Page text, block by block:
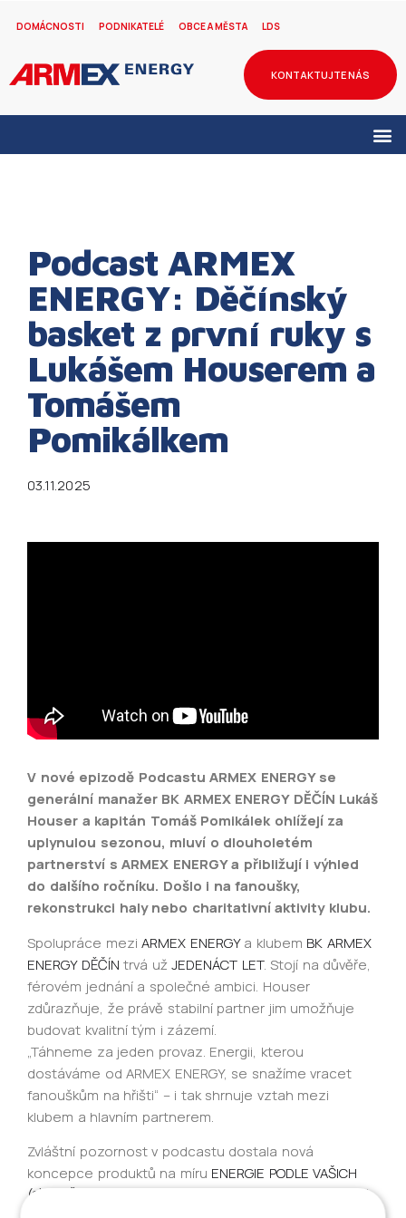
DOMÁCNOSTI PODNIKATELÉ OBCE A MĚSTA LDS
KONTAKTUJTE NÁS
Podcast ARMEX
ENERGY: Děčínský
basket z první ruky s
Lukášem Houserem a
Tomášem
Pomikálkem
03.11.2025
V nové epizodě Podcastu ARMEX ENERGY se
generální manažer BK ARMEX ENERGY DĚČÍN Lukáš
Houser a kapitán Tomáš Pomikálek ohlížejí za
uplynulou sezonou, mluví o dlouholetém
partnerství s ARMEX ENERGY a přibližují i výhled
do dalšího ročníku. Došlo i na fanoušky,
rekonstrukci haly nebo charitativní aktivity klubu.
Spolupráce mezi ARMEX ENERGYa klubem BK ARMEX
ENERGY DĚČÍN trvá užJEDENÁCT LET. Stojí na důvěře,
férovém jednání a společné ambici. Houser
zdůrazňuje, že právě stabilní partner jim umožňuje
budovat kvalitní tým i zázemí.
„Táhneme za jeden provaz. Energii, kterou
dostáváme od ARMEX ENERGY, se snažíme vracet
fanouškům na hřišti“ – i tak shrnuje vztah mezi
klubem a hlavním partnerem.
Zvláštní pozornost v podcastu dostala nová
koncepce produktů na míru ENERGIE PODLE VAŠICH
(S)POTŘEB
. ARMEX ENERGY díky ní nabízí řešení, která